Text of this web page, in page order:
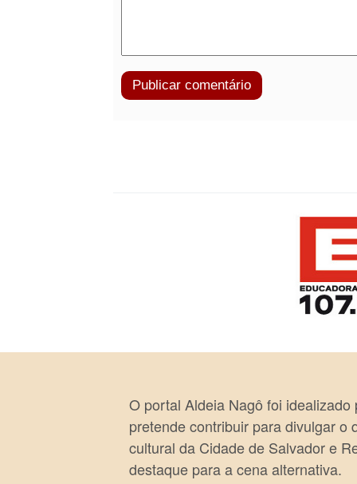
O portal Aldeia Nagô foi
pretende contribuir para divulgar o
cultural da Cidade de Salvador e
destaque para a cena alternativa.